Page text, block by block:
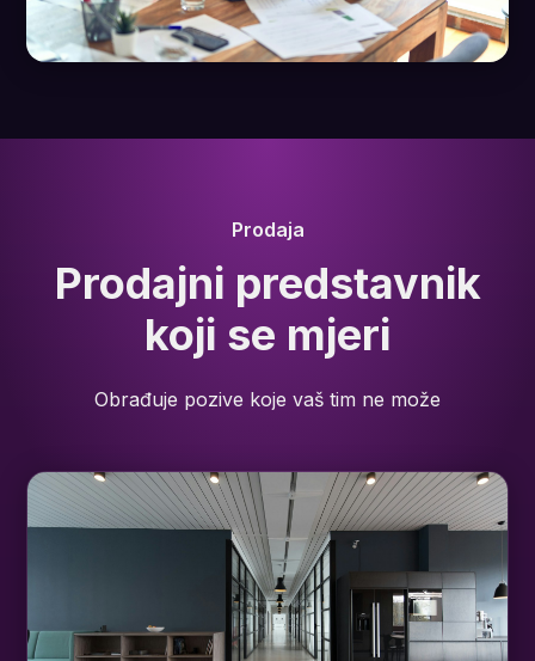
Prodaja
Prodajni predstavnik
koji se mjeri
Obrađuje pozive koje vaš tim ne može